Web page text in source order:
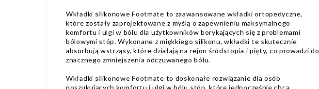
Wkładki silikonowe Footmate to zaawansowane wkładki ortopedyczne,
które zostały zaprojektowane z myślą o zapewnieniu maksymalnego
komfortu i ulgi w bólu dla użytkowników borykających się z problemami
bólowymi stóp. Wykonane z miękkiego silikonu, wkładki te skutecznie
absorbują wstrząsy, które działają na rejon śródstopia i pięty, co prowadzi do
znacznego zmniejszenia odczuwanego bólu.
Wkładki silikonowe Footmate to doskonałe rozwiązanie dla osób
poszukujących komfortu i ulgi w bólu stóp, które jednocześnie chcą